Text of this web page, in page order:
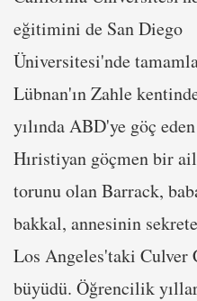
eğitimini de San Diego
Üniversitesi'nde
Lübnan'ın Zahle
yılında ABD'ye göç
Hıristiyan göçmen bir
torunu olan Barrack,
bakkal, annesinin
Los Angeles'taki Culver
büyüdü. Öğrencilik